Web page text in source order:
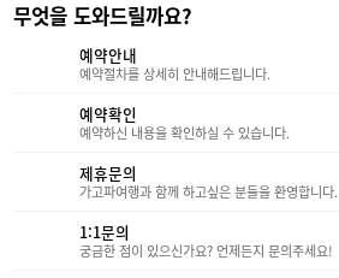
무엇을 도와드릴까요?
예약안내
예약절차를 상세히 안내해드립니다.
예약확인
예약하신 내용을 확인하실 수 있습니다.
제휴문의
가고파여행과 함께 하고싶은 분들을 환영합니다.
1:1문의
궁금한 점이 있으신가요? 언제든지 문의주세요!